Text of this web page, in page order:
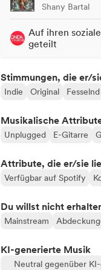
Shany Bartal
Auf ihren
geteilt
Stimmungen, die er/
Indie Original Fesselnd
Musikalische
Unplugged E-Gitarre
Attribute, die er/sie
Verfügbar auf Spotify
Du willst nicht
Mainstream
KI-generierte Musik
Neutral gegenüber